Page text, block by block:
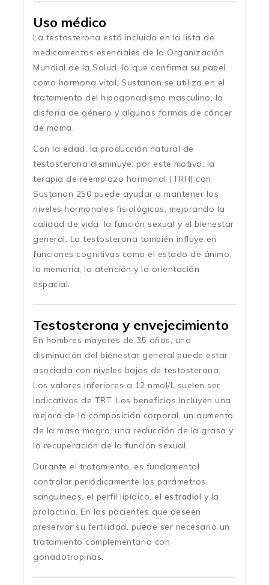
Uso médico
La testosterona está incluida en la lista de
medicamentos esenciales de la Organización
Mundial de la Salud, lo que confirma su papel
como hormona vital. Sustanon se utiliza en el
tratamiento del hipogonadismo masculino, la
disforia de género y algunas formas de cáncer
de mama.
Con la edad, la producción natural de
testosterona disminuye; por este motivo, la
terapia de reemplazo hormonal (TRH) con
Sustanon 250 puede ayudar a mantener los
niveles hormonales fisiológicos, mejorando la
calidad de vida, la función sexual y el bienestar
general. La testosterona también influye en
funciones cognitivas como el estado de ánimo,
la memoria, la atención y la orientación
espacial.
Testosterona y envejecimiento
En hombres mayores de 35 años, una
disminución del bienestar general puede estar
asociada con niveles bajos de testosterona.
Los valores inferiores a 12 nmol/L suelen ser
indicativos de TRT. Los beneficios incluyen una
mejora de la composición corporal, un aumento
de la masa magra, una reducción de la grasa y
la recuperación de la función sexual.
Durante el tratamiento, es fundamental
controlar periódicamente los parámetros
sanguíneos, el perfil lipídico, el estradiol y la
prolactina. En los pacientes que deseen
preservar su fertilidad, puede ser necesario un
tratamiento complementario con
gonadotropinas.